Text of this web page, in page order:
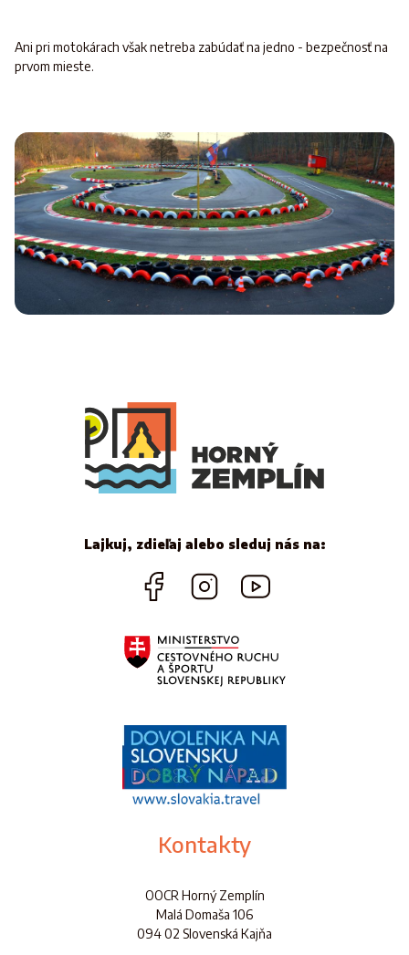
Ani pri motokárach však netreba zabúdať na jedno - bezpečnosť na
prvom mieste.
Lajkuj, zdieľaj alebo sleduj nás na:
Kontakty
OOCR Horný Zemplín
Malá Domaša 106
094 02 Slovenská Kajňa